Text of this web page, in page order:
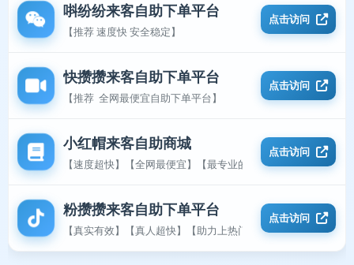
唞纷纷来客自助下单平台
【推荐 速度快 安全稳定】
点击访问
快攒攒来客自助下单平台
【推荐 全网最便宜自助下单平台】
点击访问
小红帽来客自助商城
【速度超快】【全网最便宜】【最专业的平台】
点击访问
粉攒攒来客自助下单平台
【真实有效】【真人超快】【助力上热门】
点击访问